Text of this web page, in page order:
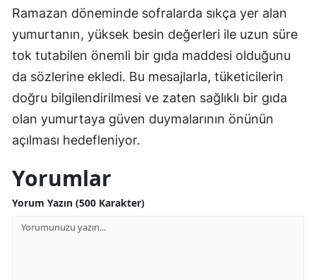
Ramazan döneminde sofralarda sıkça yer alan
yumurtanın, yüksek besin değerleri ile uzun süre
tok tutabilen önemli bir gıda maddesi olduğunu
da sözlerine ekledi. Bu mesajlarla, tüketicilerin
doğru bilgilendirilmesi ve zaten sağlıklı bir gıda
olan yumurtaya güven duymalarının önünün
açılması hedefleniyor.
Yorumlar
Yorum Yazın (500 Karakter)